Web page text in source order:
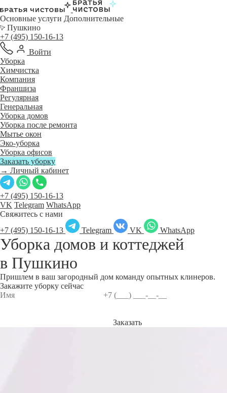
Основные услуги Дополнительные
Пушкино
+7 (495) 150-16-13
Войти
Уборка
Химчистка
Компания
Франшиза
Регулярная
Генеральная
Уборка домов
Уборка после ремонта
Мытье окон
Эко-уборка
Уборка офисов
Заказать уборку
→ Личный кабинет
+7 (495) 150-16-13
VK Telegram WhatsApp
Свяжитесь с нами
+7 (495) 150-16-13
Telegram VK WhatsApp
Уборка домов и коттеджей
в Пушкино
Пришлем в ваш загородный дом команду опытных клинеров.
Закажите уборку сейчас
Заказать